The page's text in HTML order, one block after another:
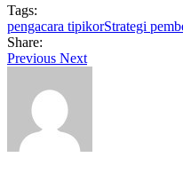
Tags:
pengacara tipikorStrategi
Share:
Previous Next